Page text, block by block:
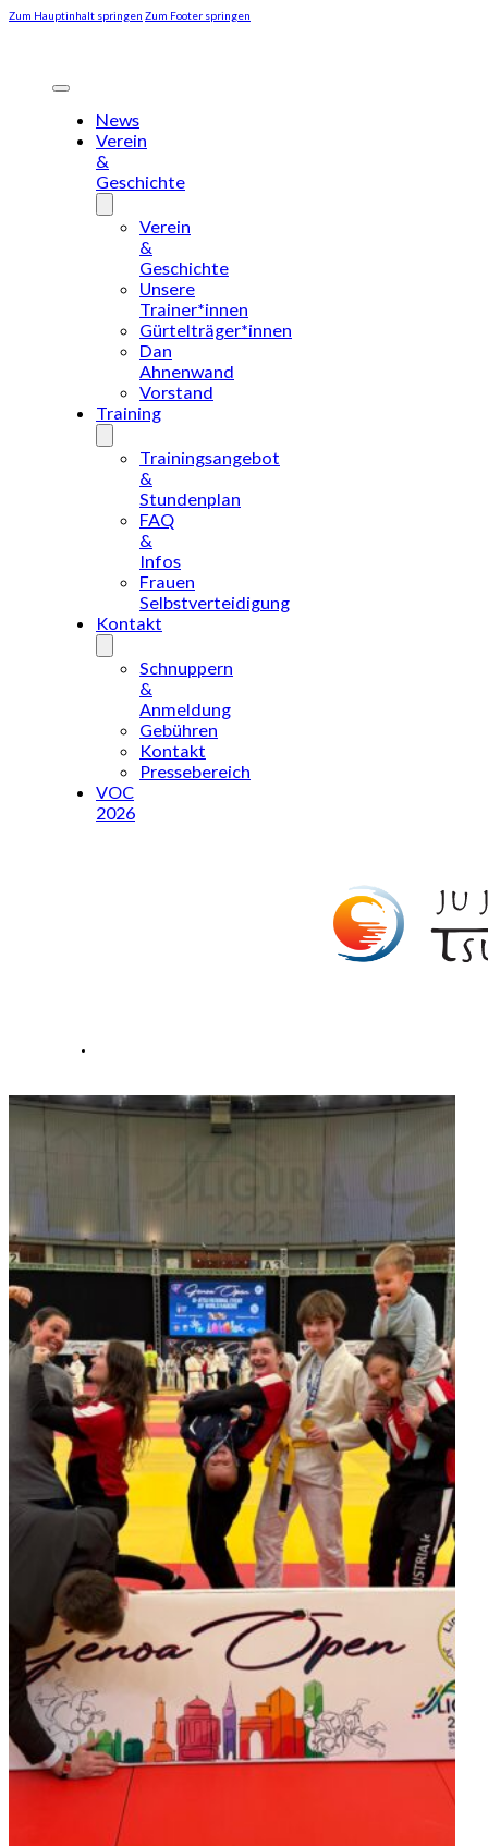
Zum Hauptinhalt springen Zum Footer springen
News
Verein
&
Geschichte
Verein
&
Geschichte
Unsere
Trainer*innen
Gürtelträger*innen
Dan
Ahnenwand
Vorstand
Training
Trainingsangebot
&
Stundenplan
FAQ
&
Infos
Frauen
Selbstverteidigung
Kontakt
Schnuppern
&
Anmeldung
Gebühren
Kontakt
Pressebereich
VOC
2026